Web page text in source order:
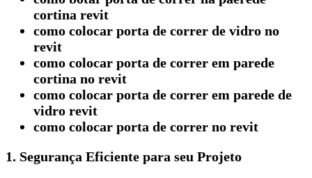
cortina revit
como colocar porta de correr de vidro no
revit
como colocar porta de correr em parede
cortina no revit
como colocar porta de correr em parede de
vidro revit
como colocar porta de correr no revit
1. Segurança Eficiente para seu Projeto